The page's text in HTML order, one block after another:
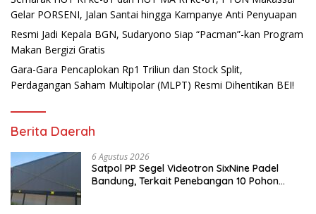
Gelar PORSENI, Jalan Santai hingga Kampanye Anti Penyuapan
Resmi Jadi Kepala BGN, Sudaryono Siap “Pacman”-kan Program
Makan Bergizi Gratis
Gara-Gara Pencaplokan Rp1 Triliun dan Stock Split,
Perdagangan Saham Multipolar (MLPT) Resmi Dihentikan BEI!
Berita Daerah
6 Agustus 2026
Satpol PP Segel Videotron SixNine Padel
Bandung, Terkait Penebangan 10 Pohon